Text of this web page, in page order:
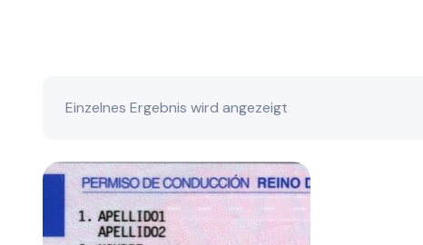
Einzelnes Ergebnis wird angezeigt